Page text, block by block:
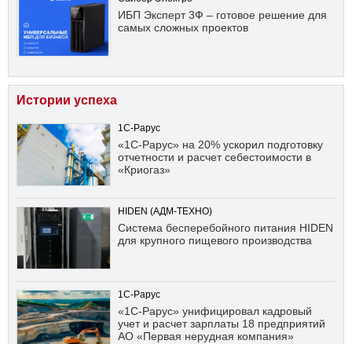
ИБП Эксперт 3Ф – готовое решение для
самых сложных проектов
Истории успеха
1С-Рарус
«1С-Рарус» на 20% ускорил подготовку
отчетности и расчет себестоимости в
«Криогаз»
HIDEN (АДМ-ТЕХНО)
Система бесперебойного питания HIDEN
для крупного пищевого производства
1С-Рарус
«1С-Рарус» унифицировал кадровый
учет и расчет зарплаты 18 предприятий
АО «Первая нерудная компания»